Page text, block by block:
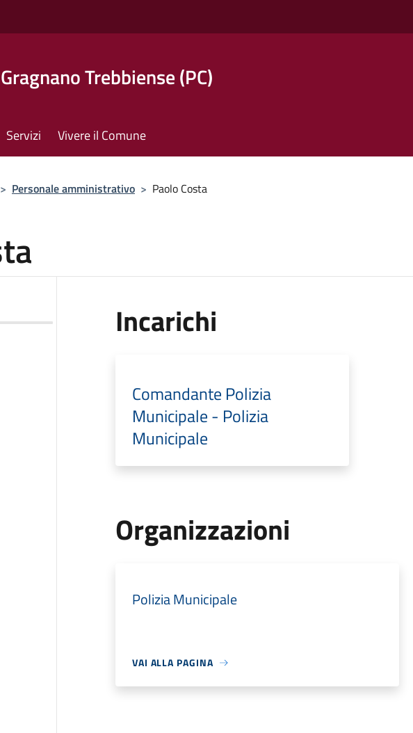
Trebbiense (PC)
Servizi Vivere il Comune
> Personale amministrativo > Paolo Costa
Incarichi
Comandante Polizia
Municipale - Polizia
Municipale
Organizzazioni
Polizia Municipale
VAI ALLA PAGINA